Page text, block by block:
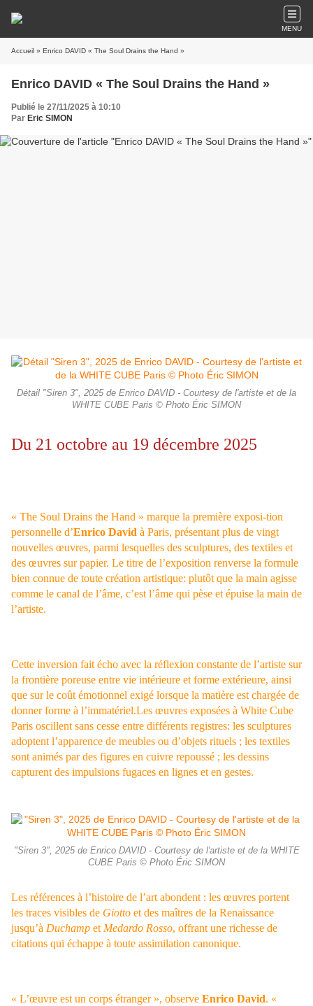
MENU
Accueil » Enrico DAVID « The Soul Drains the Hand »
Enrico DAVID « The Soul Drains the Hand »
Publié le 27/11/2025 à 10:10
Par Eric SIMON
Détail "Siren 3", 2025 de Enrico DAVID - Courtesy de l'artiste et de la
WHITE CUBE Paris © Photo Éric SIMON
Du 21 octobre au 19 décembre 2025
« The Soul Drains the Hand » marque la première exposi-tion
personnelle d’Enrico David à Paris, présentant plus de vingt
nouvelles œuvres, parmi lesquelles des sculptures, des textiles et
des œuvres sur papier. Le titre de l’exposition renverse la formule
bien connue de toute création artistique: plutôt que la main agisse
comme le canal de l’âme, c’est l’âme qui pèse et épuise la main de
l’artiste.
Cette inversion fait écho avec la réflexion constante de l’artiste sur
la frontière poreuse entre vie intérieure et forme extérieure, ainsi
que sur le coût émotionnel exigé lorsque la matière est chargée de
donner forme à l’immatériel.Les œuvres exposées à White Cube
Paris oscillent sans cesse entre différents registres: les sculptures
adoptent l’apparence de meubles ou d’objets rituels ; les textiles
sont animés par des figures en cuivre repoussé ; les dessins
capturent des impulsions fugaces en lignes et en gestes.
"Siren 3", 2025 de Enrico DAVID - Courtesy de l'artiste et de la WHITE
CUBE Paris © Photo Éric SIMON
Les références à l’histoire de l’art abondent : les œuvres portent
les traces visibles de Giotto et des maîtres de la Renaissance
jusqu’à Duchamp et Medardo Rosso, offrant une richesse de
citations qui échappe à toute assimilation canonique.
« L’œuvre est un corps étranger », observe Enrico David. «